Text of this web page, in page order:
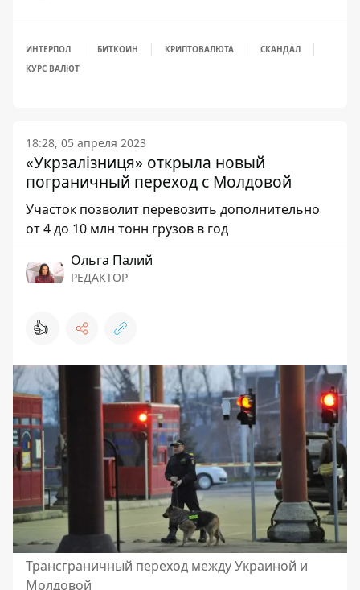
ИНТЕРПОЛ БИТКОИН КРИПТОВАЛЮТА
СКАНДАЛ
КУРС ВАЛЮТ
18:28, 05 апреля 2023
«Укрзалізниця» открыла новый
пограничный переход с Молдовой
Участок позволит перевозить дополнительно
от 4 до 10 млн тонн грузов в год
Ольга Палий
РЕДАКТОР
👍
Трансграничный переход между Украиной и
Молдовой